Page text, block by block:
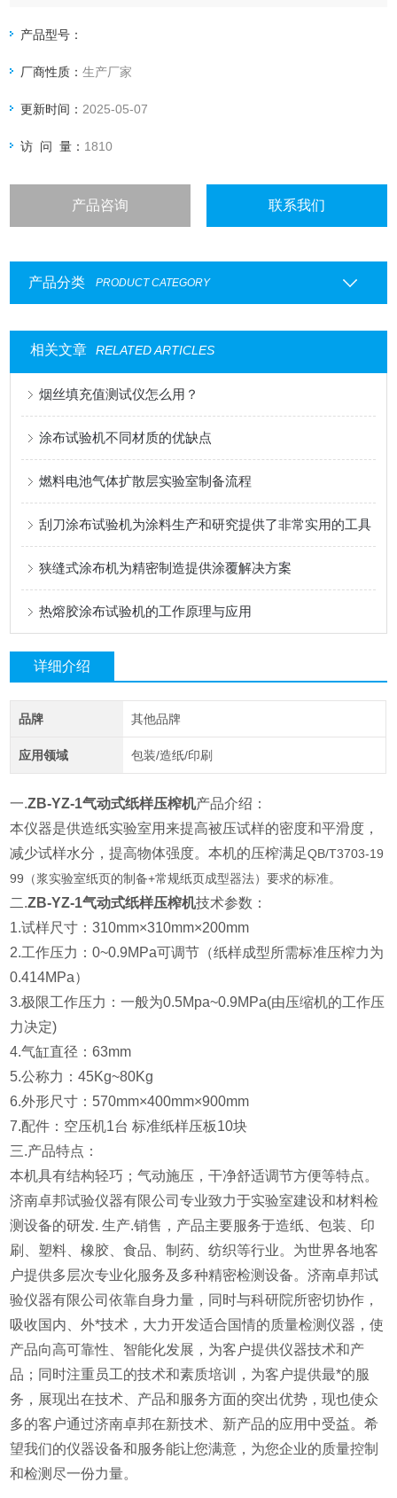
产品型号：
厂商性质：生产厂家
更新时间： 2025-05-07
访 问 量： 1810
产品咨询 联系我们
产品分类 PRODUCT CATEGORY
相关文章 RELATED ARTICLES
烟丝填充值测试仪怎么用？
涂布试验机不同材质的优缺点
燃料电池气体扩散层实验室制备流程
刮刀涂布试验机为涂料生产和研究提供了非常实用的工具
狭缝式涂布机为精密制造提供涂覆解决方案
热熔胶涂布试验机的工作原理与应用
详细介绍
品牌 其他品牌
应用领域 包装/造纸/印刷
一.ZB-YZ-1气动式纸样压榨机产品介绍：
本仪器是供造纸实验室用来提高被压试样的密度和平滑度，
减少试样水分，提高物体强度。本机的压榨满足QB/T3703-19
99（浆实验室纸页的制备+常规纸页成型器法）要求的标准。
二.ZB-YZ-1气动式纸样压榨机技术参数：
1.试样尺寸：310mm×310mm×200mm
2.工作压力：0~0.9MPa可调节（纸样成型所需标准压榨力为
0.414MPa）
3.极限工作压力：一般为0.5Mpa~0.9MPa(由压缩机的工作压
力决定)
4.气缸直径：63mm
5.公称力：45Kg~80Kg
6.外形尺寸：570mm×400mm×900mm
7.配件：空压机1台 标准纸样压板10块
三.产品特点：
本机具有结构轻巧；气动施压，干净舒适调节方便等特点。
济南卓邦试验仪器有限公司专业致力于实验室建设和材料检
测设备的研发. 生产.销售，产品主要服务于造纸、包装、印
刷、塑料、橡胶、食品、制药、纺织等行业。为世界各地客
户提供多层次专业化服务及多种精密检测设备。济南卓邦试
验仪器有限公司依靠自身力量，同时与科研院所密切协作，
吸收国内、外*技术，大力开发适合国情的质量检测仪器，使
产品向高可靠性、智能化发展，为客户提供仪器技术和产
品；同时注重员工的技术和素质培训，为客户提供最*的服
务，展现出在技术、产品和服务方面的突出优势，现也使众
多的客户通过济南卓邦在新技术、新产品的应用中受益。希
望我们的仪器设备和服务能让您满意，为您企业的质量控制
和检测尽一份力量。